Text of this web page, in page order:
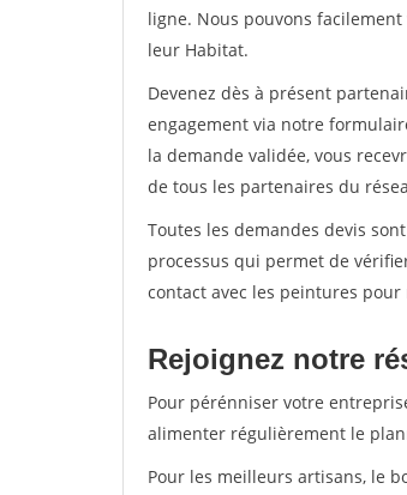
ligne. Nous pouvons
leur Habitat.
Devenez dès à présent
engagement via notre
la demande validée, vous
de tous les partenaires du
Toutes les demandes devis
processus qui permet de
contact avec les peintures
Rejoignez notre
Pour pérénniser votre
alimenter régulièrement le
Pour les meilleurs artisans, le